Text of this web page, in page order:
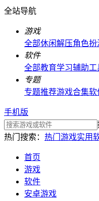
全站导航
游戏
全部休闲解压角色扮
软件
全部教育学习辅助工
专题
专题推荐游戏合集软
手机版
热门搜索： 热门游戏实用
首页
游戏
软件
安卓游戏